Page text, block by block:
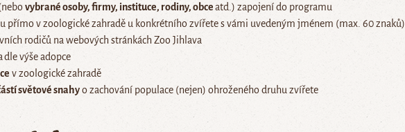
vybrané osoby, firmy, instituce, rodiny, obceatd.) zapojení do programu
přímo v zoologické zahradě u konkrétního zvířete s vámi uvedeným jménem (max. 60 znaků)
rodičů na webových stránkách Zoo Jihlava
dle výše adopce
v zoologické zahradě
světové snahyo zachování populace (nejen) ohroženého druhu zvířete